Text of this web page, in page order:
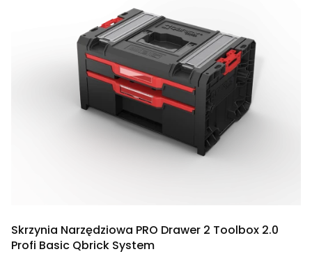
Skrzynia Narzędziowa PRO Drawer 2 Toolbox 2.0
Profi Basic Qbrick System